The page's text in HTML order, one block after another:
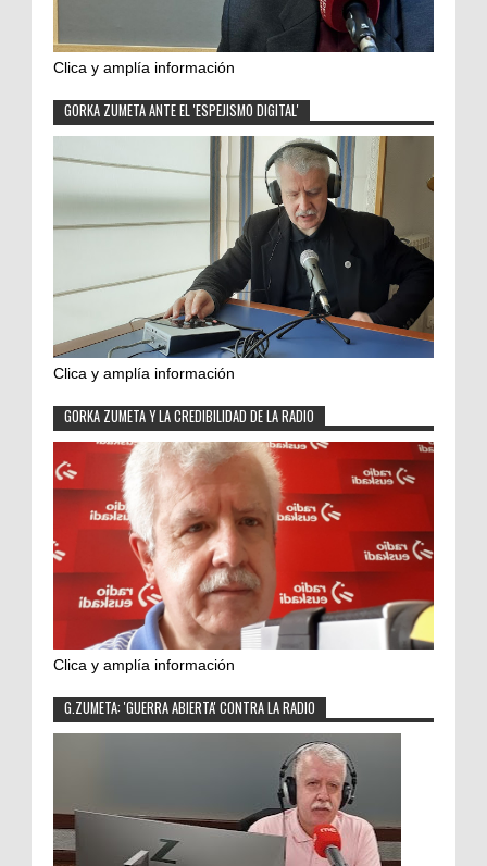
Clica y amplía información
GORKA ZUMETA ANTE EL 'ESPEJISMO DIGITAL'
Clica y amplía información
GORKA ZUMETA Y LA CREDIBILIDAD DE LA RADIO
Clica y amplía información
G.ZUMETA: 'GUERRA ABIERTA' CONTRA LA RADIO